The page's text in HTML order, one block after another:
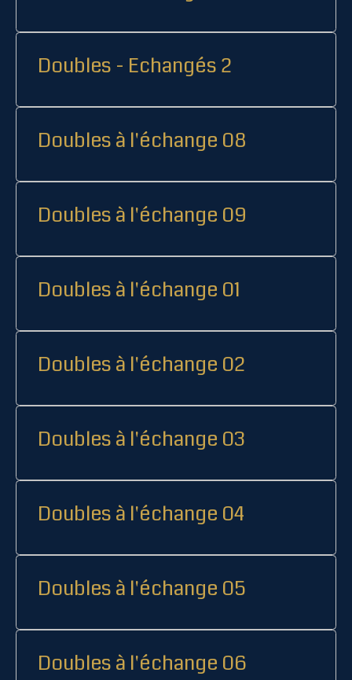
Doubles - Echangés 2
Doubles à l'échange 08
Doubles à l'échange 09
Doubles à l'échange 01
Doubles à l'échange 02
Doubles à l'échange 03
Doubles à l'échange 04
Doubles à l'échange 05
Doubles à l'échange 06